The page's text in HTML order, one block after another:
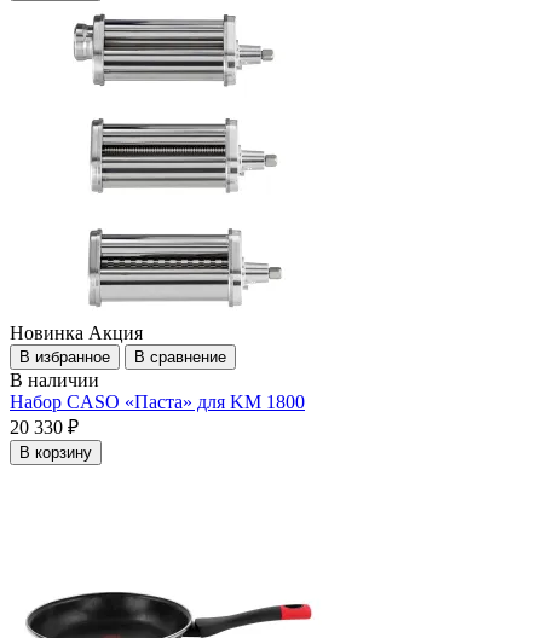
Новинка Акция
В избранное В сравнение
В наличии
Набор CASO «Паста» для KM 1800
20 330 ₽
В корзину